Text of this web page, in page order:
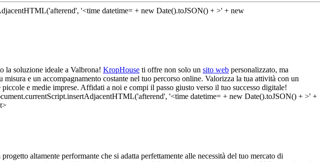
la soluzione ideale a Valbrona! KropHouse ti offre non solo un sito web personalizzato, ma
e un accompagnamento costante nel tuo percorso online. Valorizza la tua attività con un
e medie imprese. Affidati a noi e compi il passo giusto verso il tuo successo digitale!
altamente performante che si adatta perfettamente alle necessità del tuo mercato di